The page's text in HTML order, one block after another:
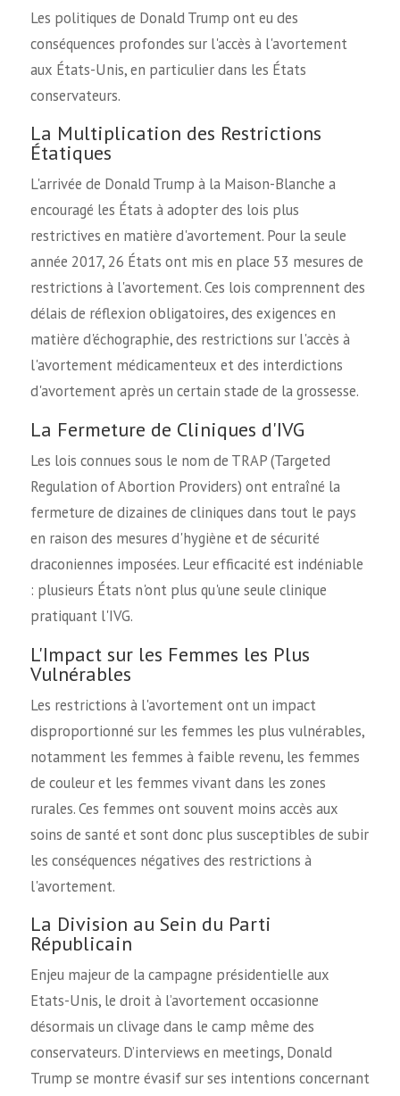
Les politiques de Donald Trump ont eu des
conséquences profondes sur l'accès à l'avortement
aux États-Unis, en particulier dans les États
conservateurs.
La Multiplication des Restrictions
Étatiques
L'arrivée de Donald Trump à la Maison-Blanche a
encouragé les États à adopter des lois plus
restrictives en matière d'avortement. Pour la seule
année 2017, 26 États ont mis en place 53 mesures de
restrictions à l'avortement. Ces lois comprennent des
délais de réflexion obligatoires, des exigences en
matière d'échographie, des restrictions sur l'accès à
l'avortement médicamenteux et des interdictions
d'avortement après un certain stade de la grossesse.
La Fermeture de Cliniques d'IVG
Les lois connues sous le nom de TRAP (Targeted
Regulation of Abortion Providers) ont entraîné la
fermeture de dizaines de cliniques dans tout le pays
en raison des mesures d'hygiène et de sécurité
draconiennes imposées. Leur efficacité est indéniable
: plusieurs États n'ont plus qu'une seule clinique
pratiquant l'IVG.
L'Impact sur les Femmes les Plus
Vulnérables
Les restrictions à l'avortement ont un impact
disproportionné sur les femmes les plus vulnérables,
notamment les femmes à faible revenu, les femmes
de couleur et les femmes vivant dans les zones
rurales. Ces femmes ont souvent moins accès aux
soins de santé et sont donc plus susceptibles de subir
les conséquences négatives des restrictions à
l'avortement.
La Division au Sein du Parti
Républicain
Enjeu majeur de la campagne présidentielle aux
Etats-Unis, le droit à l’avortement occasionne
désormais un clivage dans le camp même des
conservateurs. D’interviews en meetings, Donald
Trump se montre évasif sur ses intentions concernant